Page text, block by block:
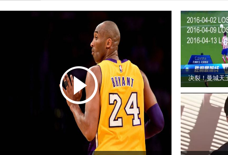
决裂！曼城天